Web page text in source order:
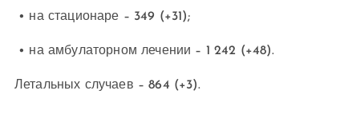
• на стационаре – 349 (+31);
• на амбулаторном лечении – 1 242 (+48).
Летальных случаев – 864 (+3).